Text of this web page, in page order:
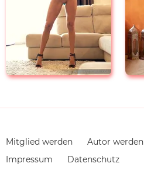
Navigation
überspringen
Mitglied werden Autor werden
Impressum
Datenschutz